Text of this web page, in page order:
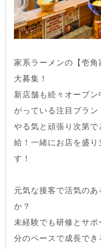
家系ラーメンの【壱
大募集！
新店舗も続々オープ
がっている注目ブラン
やる気と頑張り次第
給！一緒にお店を盛り
す！
元気な接客で活気の
か？
未経験でも研修とサ
分のペースで成長でき